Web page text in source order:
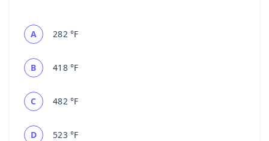
A 282 °F
B 418 °F
C 482 °F
D 523 °F